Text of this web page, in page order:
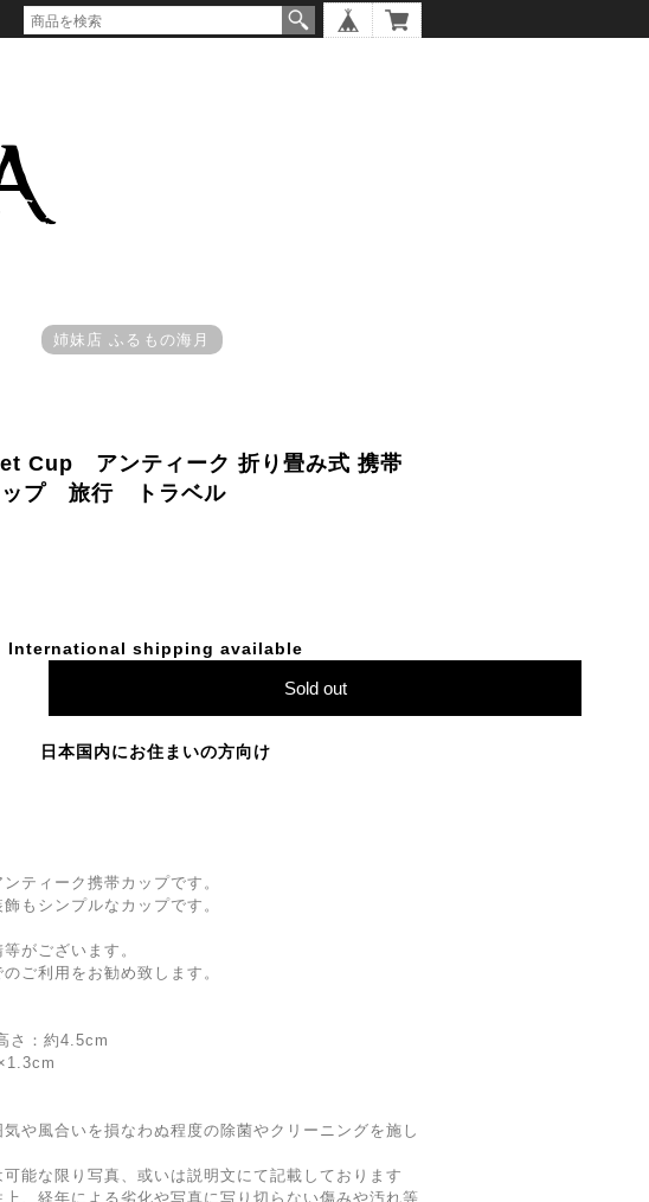
姉妹店 ふるもの海月
Cup アンティーク 折り畳み式 携帯
プ 旅行 トラベル
International shipping available
Sold out
日本国内にお住まいの方向け
ティーク携帯カップです。
もシンプルなカップです。
がございます。
ご利用をお勧め致します。
さ：約4.5cm
や風合いを損なわぬ程度の除菌やクリーニングを施し
能な限り写真、或いは説明文にて記載しております
上、経年による劣化や写真に写り切らない傷みや汚れ等